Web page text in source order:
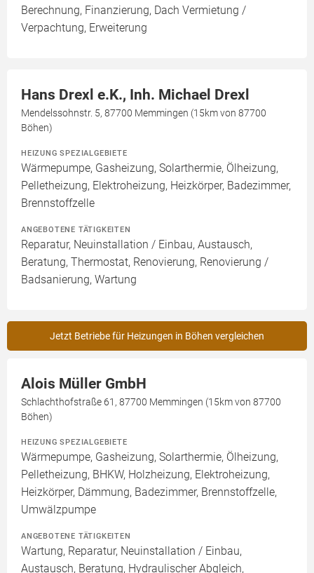
Berechnung, Finanzierung, Dach Vermietung /
Verpachtung, Erweiterung
Hans Drexl e.K., Inh. Michael Drexl
Mendelssohnstr. 5, 87700 Memmingen (15km von 87700
Böhen)
HEIZUNG SPEZIALGEBIETE
Wärmepumpe, Gasheizung, Solarthermie, Ölheizung,
Pelletheizung, Elektroheizung, Heizkörper, Badezimmer,
Brennstoffzelle
ANGEBOTENE TÄTIGKEITEN
Reparatur, Neuinstallation / Einbau, Austausch,
Beratung, Thermostat, Renovierung, Renovierung /
Badsanierung, Wartung
Jetzt Betriebe für Heizungen in Böhen vergleichen
Alois Müller GmbH
Schlachthofstraße 61, 87700 Memmingen (15km von 87700
Böhen)
HEIZUNG SPEZIALGEBIETE
Wärmepumpe, Gasheizung, Solarthermie, Ölheizung,
Pelletheizung, BHKW, Holzheizung, Elektroheizung,
Heizkörper, Dämmung, Badezimmer, Brennstoffzelle,
Umwälzpumpe
ANGEBOTENE TÄTIGKEITEN
Wartung, Reparatur, Neuinstallation / Einbau,
Austausch, Beratung, Hydraulischer Abgleich,